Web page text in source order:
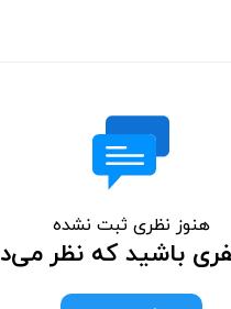
هنوز نظری ثبت نشده
باشید که نظر